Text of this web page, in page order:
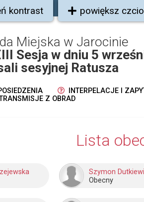
kontrast powiększ
Miejska w Jarocinie
Sesja w dniu 5
sesyjnej Ratusza
INTERPELACJE I
Z OBRAD
Lista
Szymon
Obecny